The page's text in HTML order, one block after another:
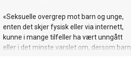
«Seksuelle overgrep mot barn og unge,
enten det skjer fysisk eller via internett,
kunne i mange tilfeller ha vært unngått
eller i det minste varslet om, dersom barn